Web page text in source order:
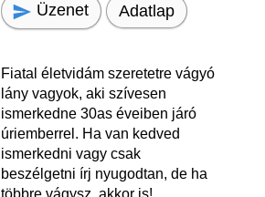
Üzenet Adatlap
Fiatal életvidám szeretetre vágyó
lány vagyok, aki szívesen
ismerkedne 30as éveiben járó
úriemberrel. Ha van kedved
ismerkedni vagy csak
beszélgetni írj nyugodtan, de ha
többre vágysz, akkor is!